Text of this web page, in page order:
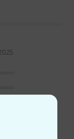
dem
49 verglichen.